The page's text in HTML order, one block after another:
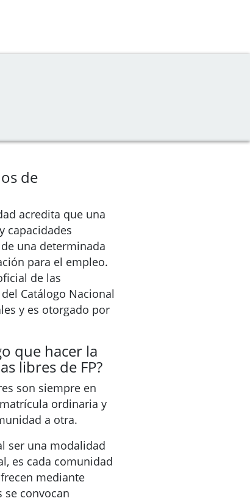
de
acredita que una
capacidades
una determinada
para el empleo.
de las
Catálogo Nacional
y es otorgado por
que hacer la
libres de FP?
son siempre en
ordinaria y
a otra.
ser una modalidad
es cada comunidad
mediante
convocan